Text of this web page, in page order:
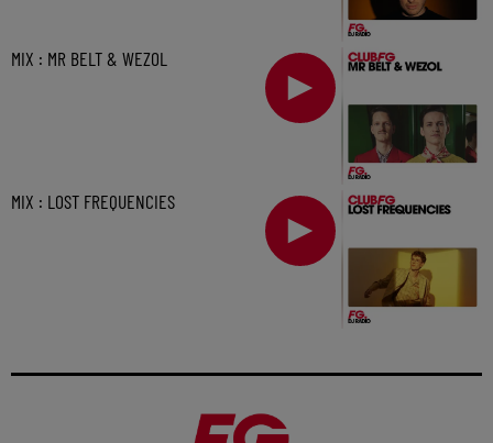
MIX : MR BELT & WEZOL
MIX : LOST FREQUENCIES